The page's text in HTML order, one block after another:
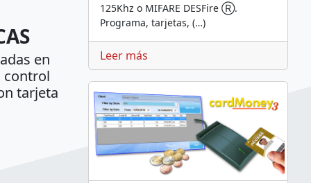
en
control
tarjeta
125Khz o MIFARE DESFire Ⓡ.
Programa, tarjetas, (…)
Leer más